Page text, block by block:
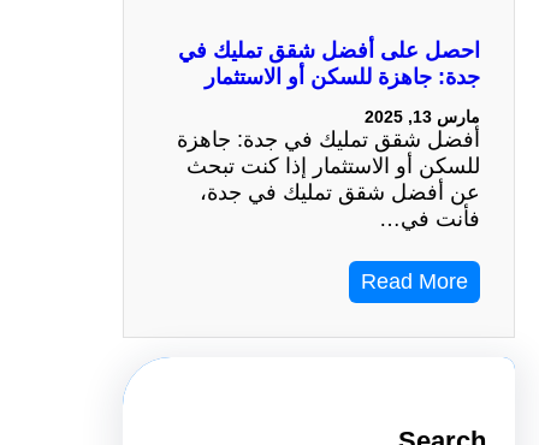
احصل على أفضل شقق تمليك في
جدة: جاهزة للسكن أو الاستثمار
مارس 13, 2025
أفضل شقق تمليك في جدة: جاهزة
للسكن أو الاستثمار إذا كنت تبحث
عن أفضل شقق تمليك في جدة،
فأنت في…
Read More